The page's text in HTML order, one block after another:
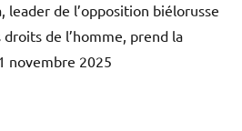
leader de l’opposition biélorusse
de l’homme, prend la
novembre 2025